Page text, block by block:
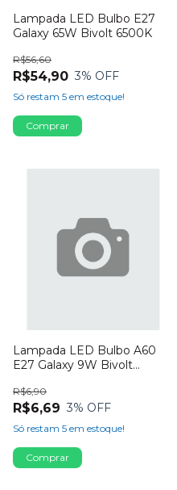
Lampada LED Bulbo E27
Galaxy 65W Bivolt 6500K
R$54,90
R$56,60
3% OFF
Só restam 5 em estoque!
Lampada LED Bulbo A60
E27 Galaxy 9W Bivolt
R$6,69
R$6,90
3% OFF
Só restam 5 em estoque!